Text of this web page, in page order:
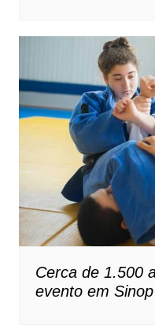
Cerca de 1.500
evento em